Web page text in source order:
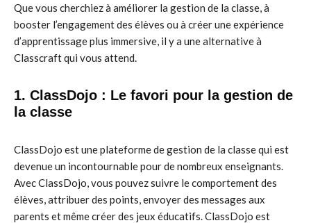
Que vous cherchiez à améliorer la gestion de la classe, à
booster l’engagement des élèves ou à créer une expérience
d’apprentissage plus immersive, il y a une alternative à
Classcraft qui vous attend.
1. ClassDojo : Le favori pour la gestion de
la classe
ClassDojo est une plateforme de gestion de la classe qui est
devenue un incontournable pour de nombreux enseignants.
Avec ClassDojo, vous pouvez suivre le comportement des
élèves, attribuer des points, envoyer des messages aux
parents et même créer des jeux éducatifs. ClassDojo est